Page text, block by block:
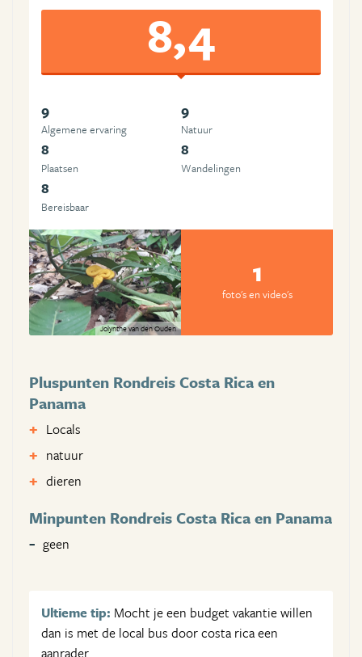
8,4
9
Algemene ervaring
9
Natuur
8
Plaatsen
8
Wandelingen
8
Bereisbaar
Jolynthe van den Ouden
1
foto's en video's
Pluspunten Rondreis Costa Rica en
Panama
Locals
natuur
dieren
Minpunten Rondreis Costa Rica en Panama
geen
Ultieme tip: Mocht je een budget vakantie willen
dan is met de local bus door costa rica een